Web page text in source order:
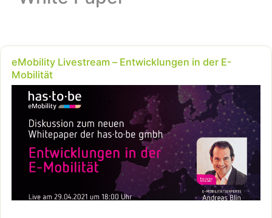
eMobility Livestream – Entwicklungen in der E-
Mobilität